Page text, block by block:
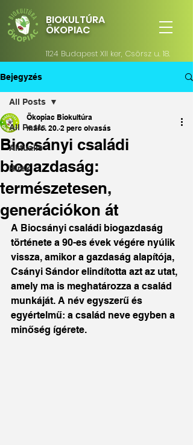
BIOKULTÚRA
ÖKOPIAC
1124 Budapest XII ker, Csörsz u. 18.
Bejegyzés
All Posts
Aktualis
Hírek
All Posts
Biocsányi családi
biogazdaság:
természetesen,
generációkon át
Ökopiac Biokultúra
márc. 20. 2 perc olvasás
A Biocsányi családi biogazdaság
története a 90-es évek végére nyúlik
vissza, amikor a gazdaság alapítója,
Csányi Sándor elindította azt az utat,
amely ma is meghatározza a család
munkáját. A név egyszerű és
egyértelmű: a család neve egyben a
minőség ígérete.